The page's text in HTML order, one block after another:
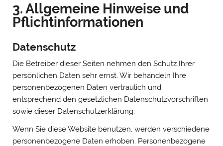
3. Allgemeine Hinweise und
Pflicht­informationen
Datenschutz
Die Betreiber dieser Seiten nehmen den Schutz Ihrer
persönlichen Daten sehr ernst. Wir behandeln Ihre
personenbezogenen Daten vertraulich und
entsprechend den gesetzlichen Datenschutzvorschriften
sowie dieser Datenschutzerklärung.
Wenn Sie diese Website benutzen, werden verschiedene
personenbezogene Daten erhoben. Personenbezogene